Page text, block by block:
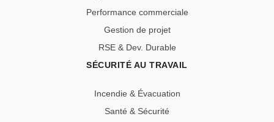
Performance commerciale
Gestion de projet
RSE & Dev. Durable
SÉCURITÉ AU TRAVAIL
Incendie & Évacuation
Santé & Sécurité